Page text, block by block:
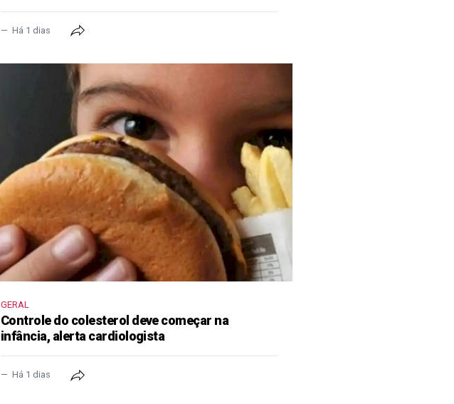
Há 1 dias
GERAL
Controle do colesterol deve começar na
infância, alerta cardiologista
Há 1 dias